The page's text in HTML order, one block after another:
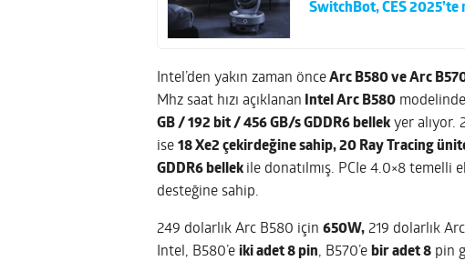
SwitchBot, CES 2025’te
Intel’den yakın zaman önceArc B580 ve Arc
Mhz saat hızı açıklanan Intel Arc B580 modelinde
GB / 192 bit / 456 GB/s GDDR6 bellek yer alıyor.
ise 18 Xe2 çekirdeğine sahip, 20 Ray Tracing
GDDR6 bellek ile donatılmış. PCIe 4.0×8 temelli
desteğine sahip.
249 dolarlık Arc B580 için 650W, 219 dolarlık
Intel, B580’e iki adet 8 pin, B570’e bir adet 8 pin